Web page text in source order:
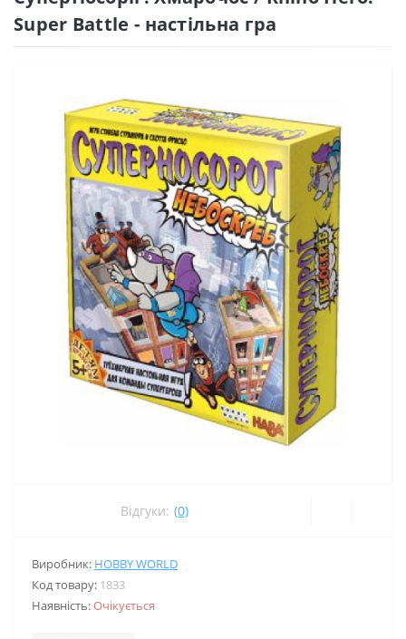
Super Battle - настільна гра
Відгуки: (0)
Виробник: HOBBY WORLD
Код товару: 1833
Наявність:Очікується